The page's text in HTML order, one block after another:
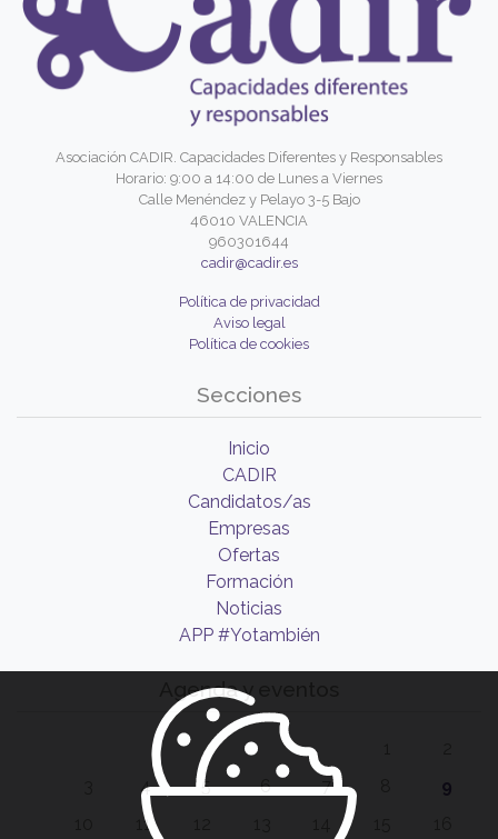
Asociación CADIR. Capacidades Diferentes y Responsables
Horario: 9:00 a 14:00 de Lunes a Viernes
Calle Menéndez y Pelayo 3-5 Bajo
46010 VALENCIA
960301644
cadir@cadir.es
Política de privacidad
Aviso legal
Política de cookies
Secciones
Inicio
CADIR
Candidatos/as
Empresas
Ofertas
Formación
Noticias
APP #Yotambién
Agenda y eventos
4 5 6 7
9
11